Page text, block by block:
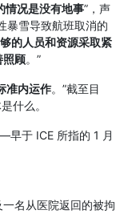
情况是没有地事”，声
暴雪导致航班取消的
的人员和资源采取紧
照顾。”
准内运作。”截至目
什么。
早于 ICE 所指的 1 月
名从医院返回的被拘